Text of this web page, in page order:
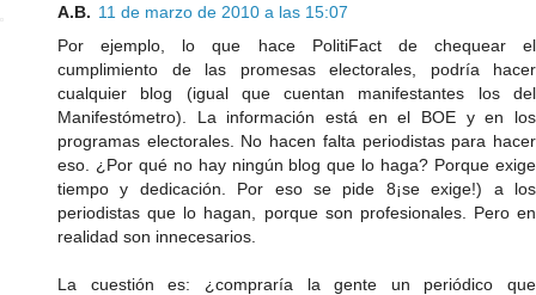
A.B. 11 de marzo de 2010 a las 15:07
Por ejemplo, lo que hace PolitiFact de chequear el
cumplimiento de las promesas electorales, podría hacer
cualquier blog (igual que cuentan manifestantes los del
Manifestómetro). La información está en el BOE y en los
programas electorales. No hacen falta periodistas para hacer
eso. ¿Por qué no hay ningún blog que lo haga? Porque exige
tiempo y dedicación. Por eso se pide 8¡se exige!) a los
periodistas que lo hagan, porque son profesionales. Pero en
realidad son innecesarios.
La cuestión es: ¿compraría la gente un periódico que